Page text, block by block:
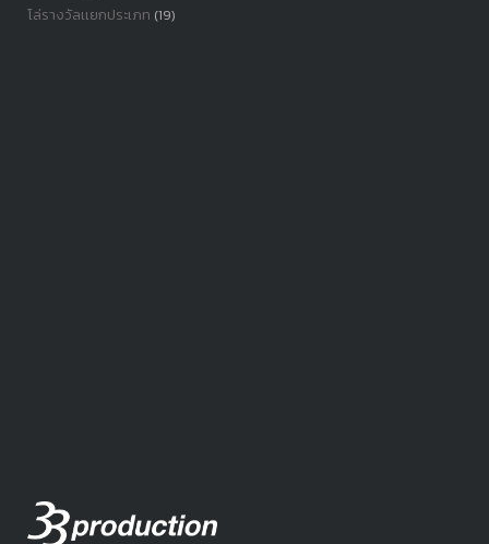
โล่รางวัลเเยกประเภท (19)